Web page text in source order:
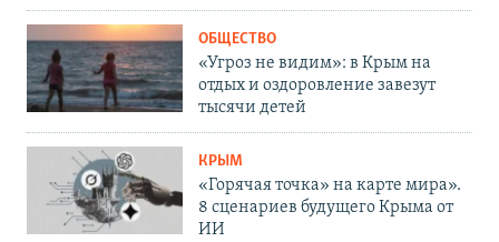
ОБЩЕСТВО
«Угроз не видим»: в Крым на
отдых и оздоровление завезут
тысячи детей
КРЫМ
«Горячая точка» на карте мира».
8 сценариев будущего Крыма от
ИИ